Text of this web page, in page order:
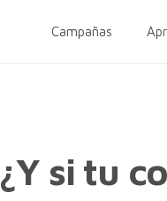
Campañas
¿Y si tu